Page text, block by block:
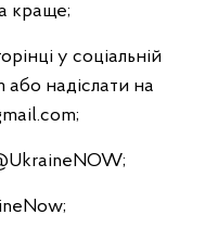
краще;
у соціальній
надіслати на
;